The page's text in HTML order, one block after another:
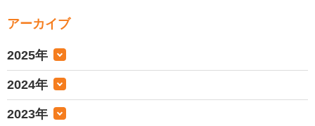
アーカイブ
2025年
2024年
2023年